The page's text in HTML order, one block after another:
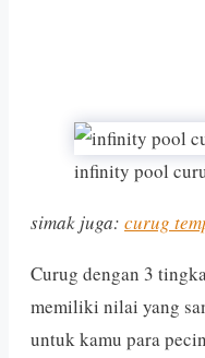
infinity pool
simak juga: curug
Curug dengan 3
memiliki nilai yang
untuk kamu para